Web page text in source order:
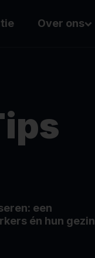
Over ons
een
én hun gezin